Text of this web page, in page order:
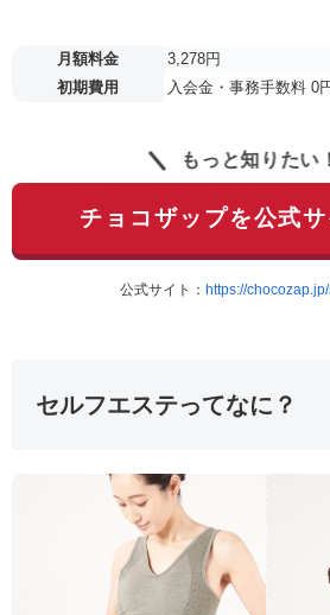
月額料金
3,278円
初期費用
入会金・事務手数料 0
もっと知りたい
チョコザップを公式
公式サイト： https://
セルフエステってなに？